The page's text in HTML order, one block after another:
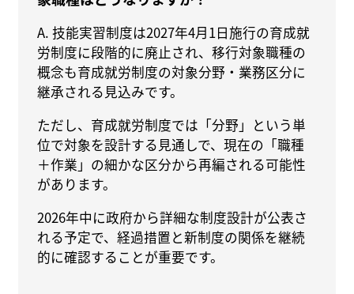
A. 技能実習制度は2027年4月1日施行の育成就
労制度に段階的に廃止され、移行対象職種の
概念も育成就労制度の対象分野・業務区分に
継承される見込みです。
ただし、育成就労制度では「分野」という単
位で対象を設計する見通しで、現在の「職種
＋作業」の細かな区分から再編される可能性
があります。
2026年中に政府から詳細な制度設計が公表さ
れる予定で、経過措置と新制度の関係を継続
的に確認することが重要です。